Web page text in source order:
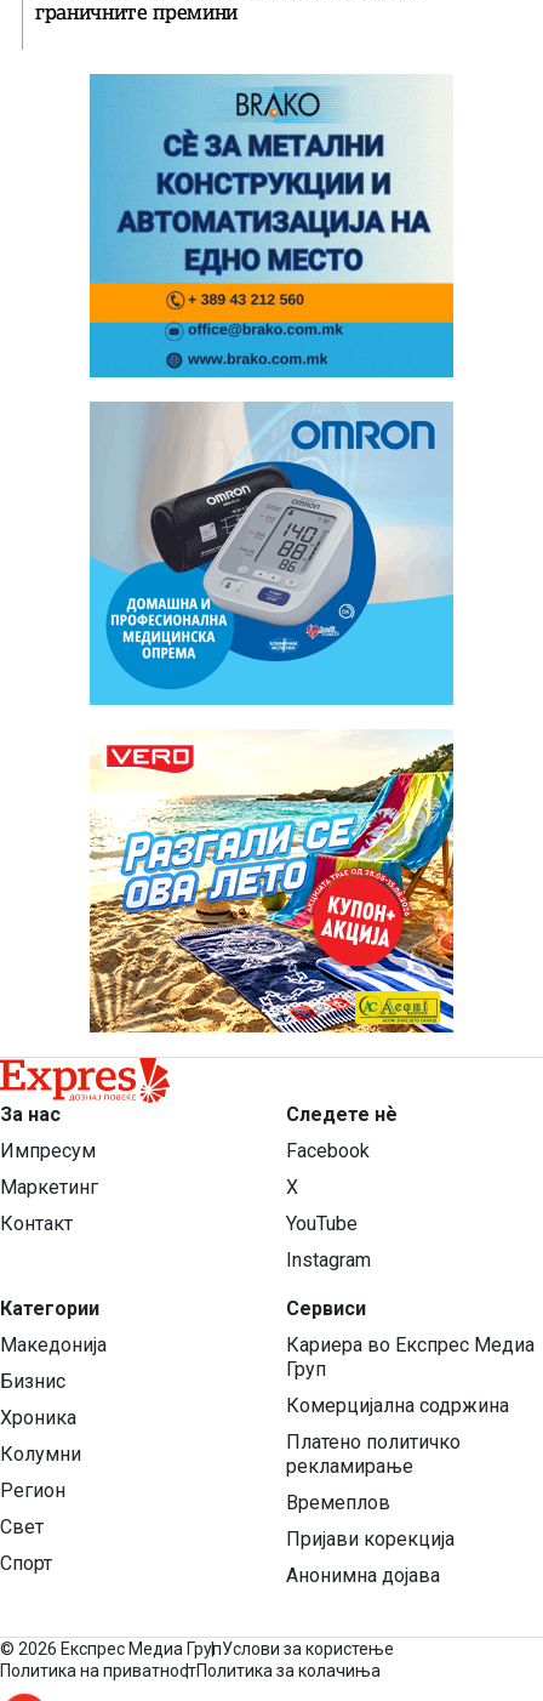
граничните премини
За нас
Импресум
Маркетинг
Контакт
Категории
Македонија
Бизнис
Хроника
Колумни
Регион
Свет
Спорт
Следете нѐ
Facebook
X
YouTube
Instagram
Сервиси
Кариера во Експрес Медиа
Груп
Комерцијална содржина
Платено политичко
рекламирање
Времеплов
Пријави корекција
Анонимна дојава
© 2026 Експрес Медиа ГрупУслови за користење
Политика на приватностПолитика за колачиња